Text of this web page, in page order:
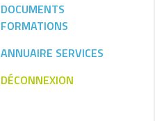
DOCUMENTS
FORMATIONS
ANNUAIRE SERVICES
DÉCONNEXION